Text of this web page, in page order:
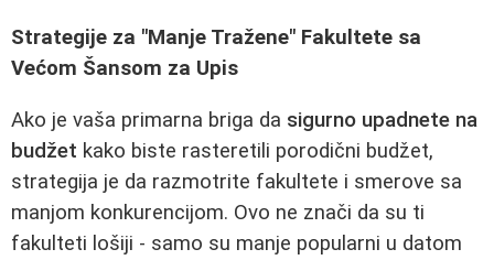
Strategije za "Manje Tražene" Fakultete sa
Većom Šansom za Upis
Ako je vaša primarna briga da sigurno upadnete na
budžet kako biste rasteretili porodični budžet,
strategija je da razmotrite fakultete i smerove sa
manjom konkurencijom. Ovo ne znači da su ti
fakulteti lošiji - samo su manje popularni u datom